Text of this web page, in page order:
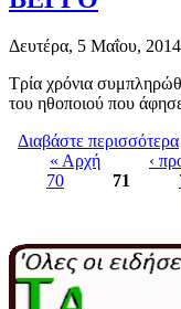
Δευτέρα, 5 Μαΐου,
Τρία χρόνια
του ηθοποιού που
Διαβάστε περισσότερα
Pages
« Αρχή ‹
70
71